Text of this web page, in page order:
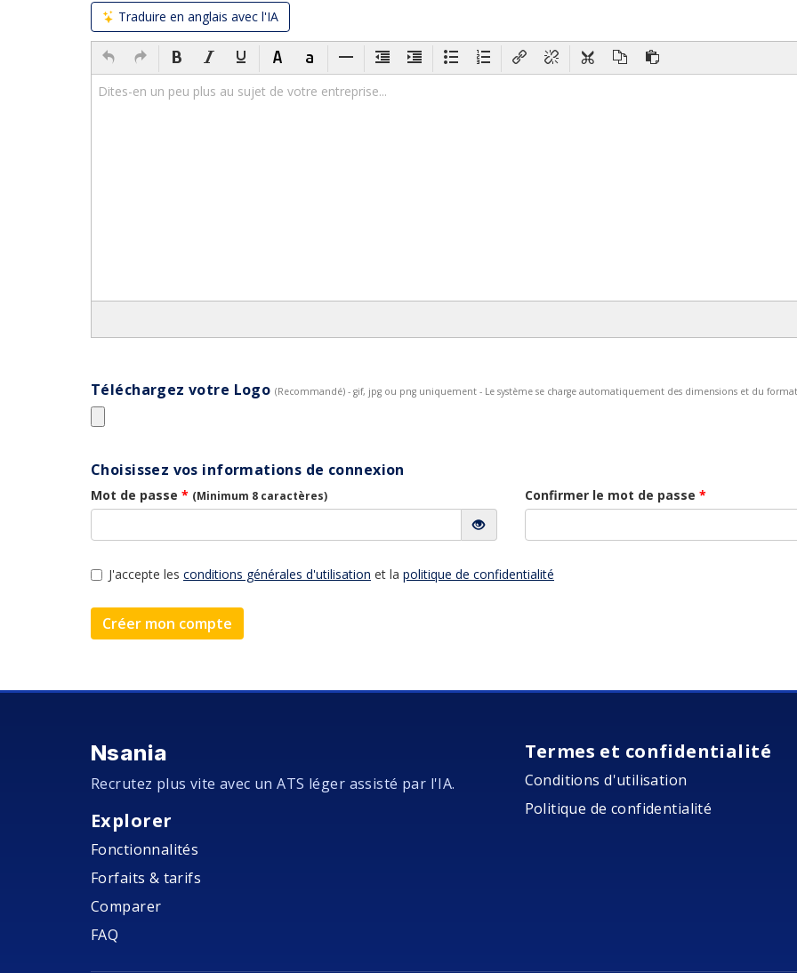
Traduire en anglais avec l'IA
Dites-en un peu plus au sujet de votre entreprise...
Téléchargez votre Logo (Recommandé) - gif, jpg ou png uniquement - Le système se charge automatiquement des dimensions et du format
Choisissez vos informations de connexion
Mot de passe * (Minimum 8 caractères) Confirmer le mot de passe *
J'accepte les conditions générales d'utilisation et la politique de confidentialité
Créer mon compte
Nsania
Recrutez plus vite avec un ATS léger assisté par l'IA.
Explorer
Fonctionnalités
Forfaits & tarifs
Comparer
FAQ
Termes et confidentialité
Conditions d'utilisation
Politique de confidentialité